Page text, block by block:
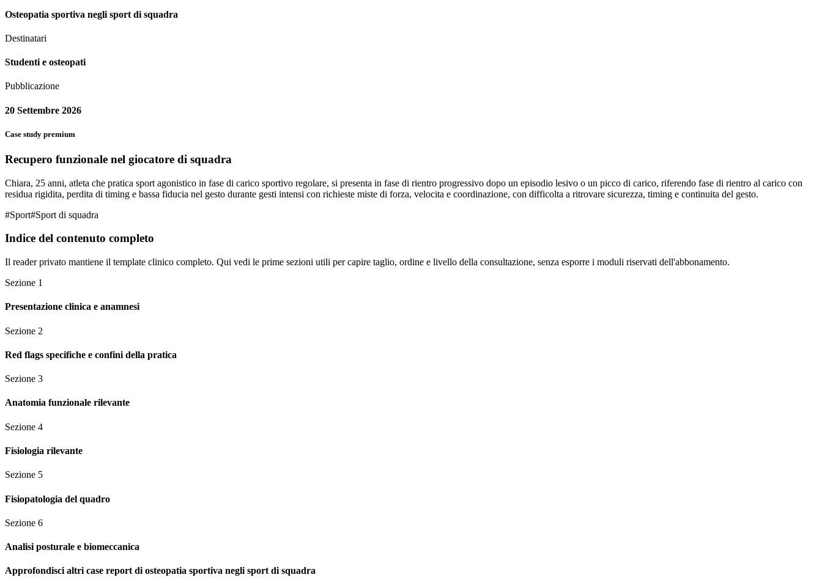
Osteopatia sportiva negli sport di squadra
Destinatari
Studenti e osteopati
Pubblicazione
20 Settembre 2026
Case study premium
Recupero funzionale nel giocatore di squadra
Chiara, 25 anni, atleta che pratica sport agonistico in fase di carico sportivo regolare, si presenta in fase di rientro progressivo dopo un episodio lesivo o un picco di carico, riferendo fase di rientro al carico con
residua rigidita, perdita di timing e bassa fiducia nel gesto durante gesti intensi con richieste miste di forza, velocita e coordinazione, con difficolta a ritrovare sicurezza, timing e continuita del gesto.
#Sport#Sport di squadra
Indice del contenuto completo
Il reader privato mantiene il template clinico completo. Qui vedi le prime sezioni utili per capire taglio, ordine e livello della consultazione, senza esporre i moduli riservati dell'abbonamento.
Sezione 1
Presentazione clinica e anamnesi
Sezione 2
Red flags specifiche e confini della pratica
Sezione 3
Anatomia funzionale rilevante
Sezione 4
Fisiologia rilevante
Sezione 5
Fisiopatologia del quadro
Sezione 6
Analisi posturale e biomeccanica
Approfondisci altri case report di osteopatia sportiva negli sport di squadra